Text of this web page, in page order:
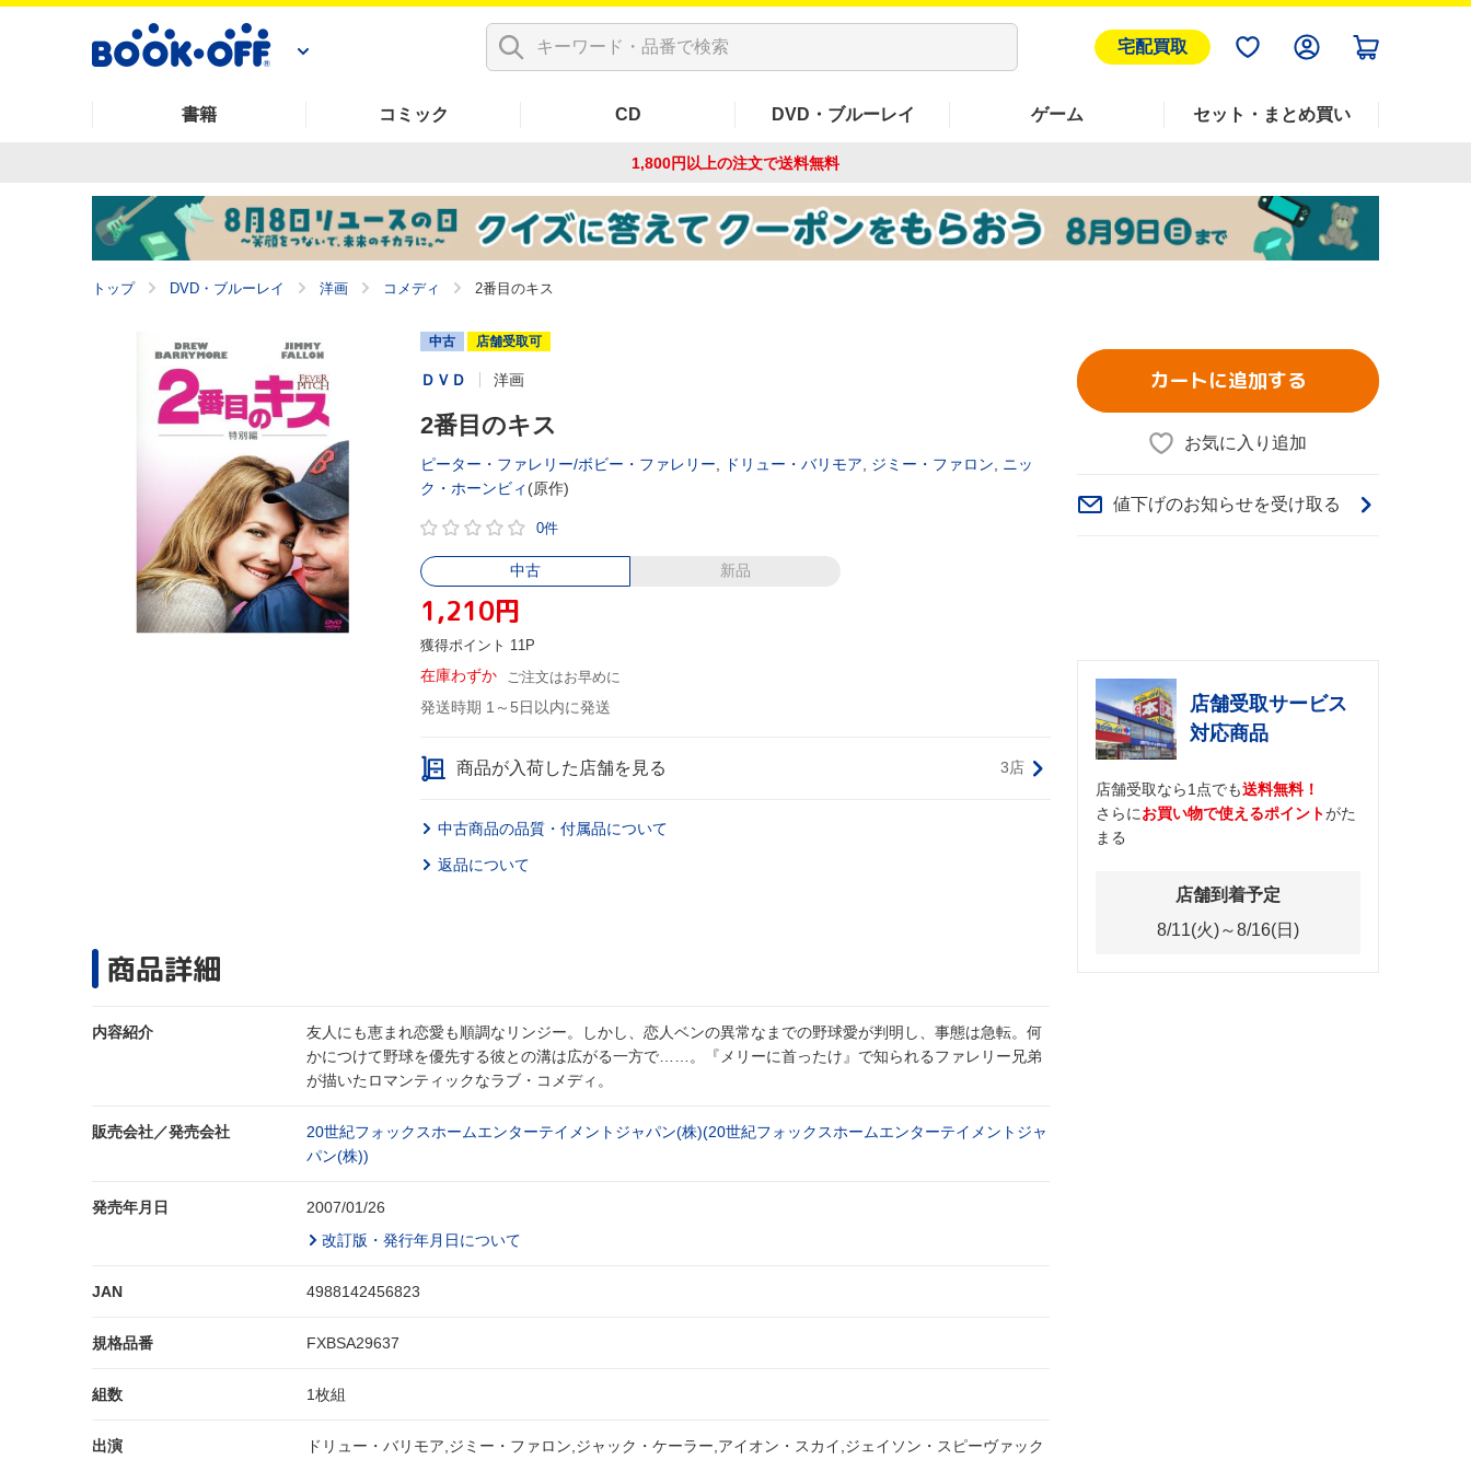
宅配買取
書籍 コミック CD DVD・ブルーレイ ゲーム セット・まとめ買い
1,800円以上の注文で送料無料
トップ DVD・ブルーレイ 洋画 コメディ 2番目のキス
中古 店舗受取可
ＤＶＤ 洋画
2番目のキス
ピーター・ファレリー/ボビー・ファレリー ドリュー・バリモア ジミー・ファロン
ニッ
ク・ホーンビィ (原作)
0件
中古 新品
1,210円
獲得ポイント 11P
在庫わずか ご注文はお早めに
発送時期 1～5日以内に発送
商品が入荷した店舗を見る 3店
中古商品の品質・付属品について
返品について
商品詳細
内容紹介
友人にも恵まれ恋愛も順調なリンジー。しかし、恋人ベンの異常なまでの野球愛が判明し、事態は急転。何
かにつけて野球を優先する彼との溝は広がる一方で……。『メリーに首ったけ』で知られるファレリー兄弟
が描いたロマンティックなラブ・コメディ。
販売会社／発売会社
20世紀フォックスホームエンターテイメントジャパン(株)(20世紀フォックスホームエンターテイメントジャ
パン(株))
発売年月日
2007/01/26
改訂版・発行年月日について
JAN 4988142456823
規格品番 FXBSA29637
組数 1枚組
出演 ドリュー・バリモア,ジミー・ファロン,ジャック・ケーラー,アイオン・スカイ,ジェイソン・スピーヴァック
カートに追加する
お気に入り追加
値下げのお知らせを受け取る
店舗受取サービス
対応商品
店舗受取なら1点でも送料無料！
さらにお買い物で使えるポイントがた
まる
店舗到着予定
8/11(火)～8/16(日)